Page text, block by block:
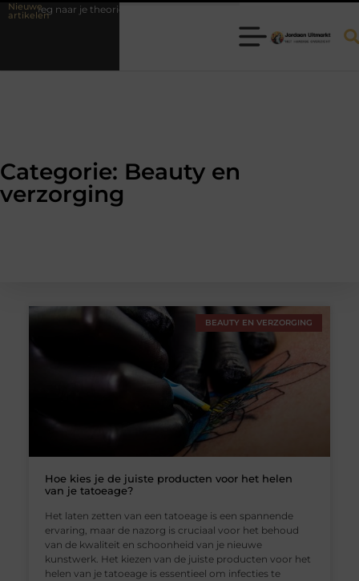
Nieuwe
artikelen
je theorie-examen
Categorie: Beauty en
verzorging
BEAUTY EN VERZORGING
Hoe kies je de juiste producten voor het helen
van je tatoeage?
Het laten zetten van een tatoeage is een spannende
ervaring, maar de nazorg is cruciaal voor het behoud
van de kwaliteit en schoonheid van je nieuwe
kunstwerk. Het kiezen van de juiste producten voor het
helen van je tatoeage is essentieel om infecties te